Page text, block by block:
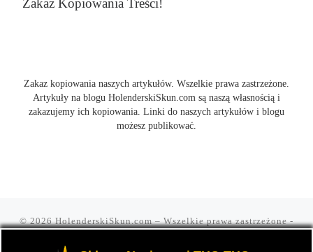
Zakaz Kopiowania Treści!
Zakaz kopiowania naszych artykułów. Wszelkie prawa zastrzeżone.
Artykuły na blogu HolenderskiSkun.com są naszą własnością i
zakazujemy ich kopiowania. Linki do naszych artykułów i blogu
możesz publikować.
© 2026HolenderskiSkun.com– Wszelkie prawa zastrzeżone-
Blog HolenderskiSkun to portal o marihuanie i konopi indyjskiej